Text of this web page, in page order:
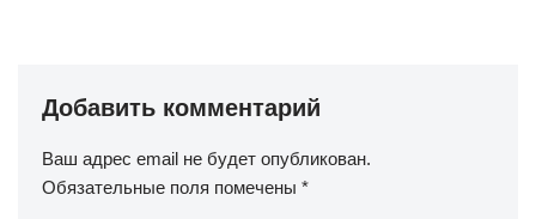
Добавить комментарий
Ваш адрес email не будет опубликован.
Обязательные поля помечены *